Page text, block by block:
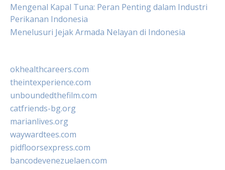
Mengenal Kapal Tuna: Peran Penting dalam Industri
Perikanan Indonesia
Menelusuri Jejak Armada Nelayan di Indonesia
okhealthcareers.com
theintexperience.com
unboundedthefilm.com
catfriends-bg.org
marianlives.org
waywardtees.com
pidfloorsexpress.com
bancodevenezuelaen.com